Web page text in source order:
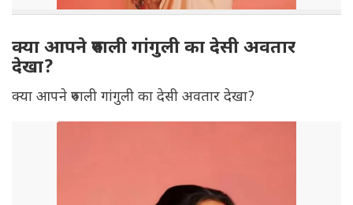
क्या आपने रुपाली गांगुली का देसी अवतार
देखा?
क्या आपने रुपाली गांगुली का देसी अवतार देखा?